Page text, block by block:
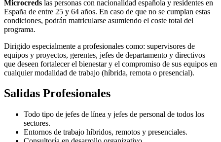
Microcreds las personas con nacionalidad española y residentes en
España de entre 25 y 64 años. En caso de que no se cumplan estas
condiciones, podrán matricularse asumiendo el coste total del
programa.
Dirigido especialmente a profesionales como: supervisores de
equipos y proyectos, gerentes, jefes de departamento y directivos
que deseen fortalecer el bienestar y el compromiso de sus equipos en
cualquier modalidad de trabajo (híbrida, remota o presencial).
Salidas Profesionales
Todo tipo de jefes de línea y jefes de personal de todos los
sectores.
Entornos de trabajo híbridos, remotos y presenciales.